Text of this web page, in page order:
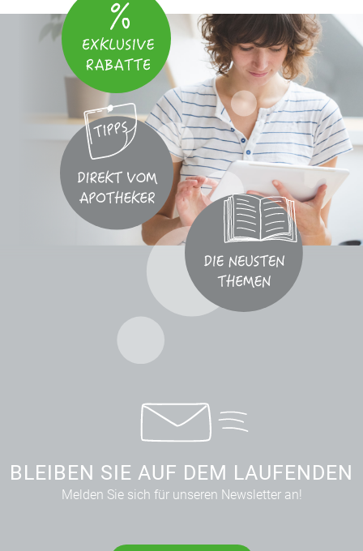
BLEIBEN SIE AUF DEM LAUFENDEN
Melden Sie sich für unseren Newsletter an!